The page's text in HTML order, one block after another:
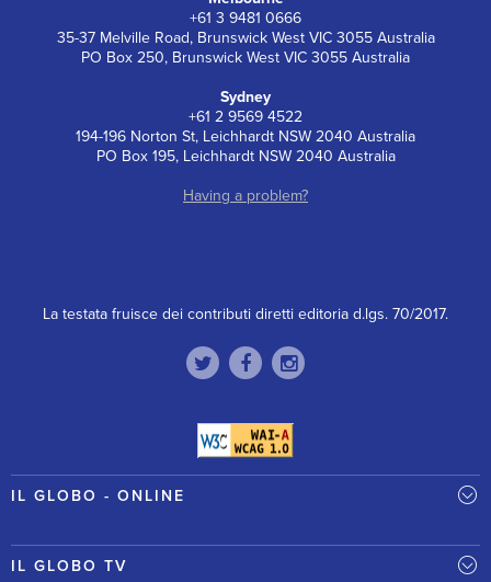
+61 3 9481 0666
35-37 Melville Road, Brunswick West VIC 3055 Australia
PO Box 250, Brunswick West VIC 3055 Australia
Sydney
+61 2 9569 4522
194-196 Norton St, Leichhardt NSW 2040 Australia
PO Box 195, Leichhardt NSW 2040 Australia
Having a problem?
La testata fruisce dei contributi diretti editoria d.lgs. 70/2017.
IL GLOBO - ONLINE
IL GLOBO TV